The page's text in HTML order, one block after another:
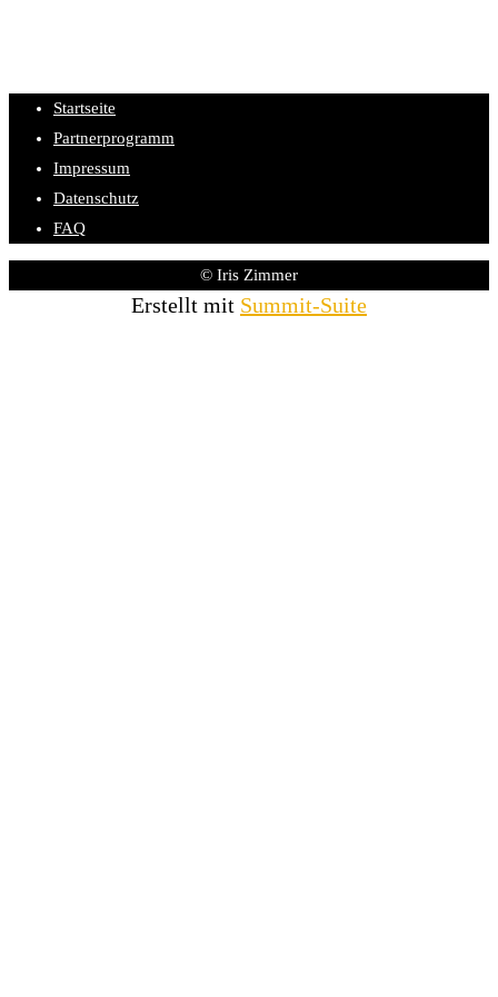
Startseite
Partnerprogramm
Impressum
Datenschutz
FAQ
© Iris Zimmer
Erstellt mit Summit-Suite